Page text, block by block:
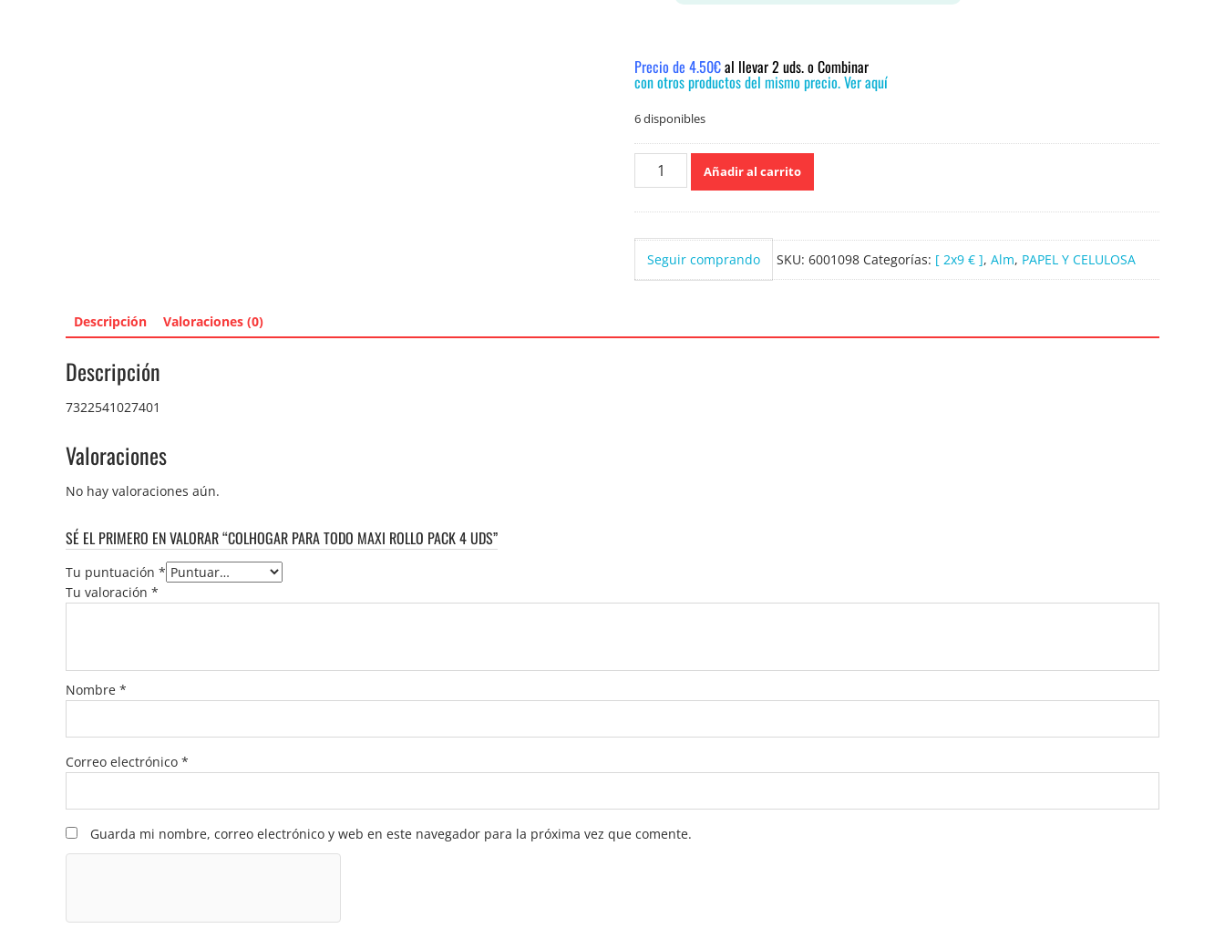
Precio de 4.50€al llevar 2 uds. o Combinar
con otros productos del mismo precio. Ver aquí
6 disponibles
Colhogar
rollo
pack
4
Añadir al carrito
Seguir comprando SKU: 6001098 Categorías: [ 2x9 € ], Alm, PAPEL Y CELULOSA
Descripción Valoraciones (0)
Descripción
7322541027401
Valoraciones
No hay valoraciones aún.
SÉ EL PRIMERO EN VALORAR “COLHOGAR PARA TODO MAXI ROLLO PACK 4 UDS”
Tu puntuación *
Tu valoración *
Nombre *
Correo electrónico *
Guarda mi nombre, correo electrónico y web en este navegador para la próxima vez que comente.